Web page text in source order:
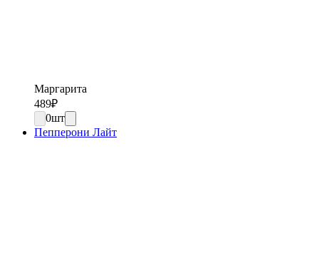
Маргарита
489₽
0шт
Пепперони Лайт